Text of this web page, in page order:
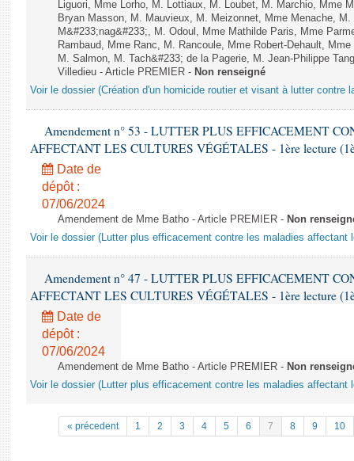
Liguori, Mme Lorho, M. Lottiaux, M. Loubet, M. Marchio, Mme
Bryan Masson, M. Mauvieux, M. Meizonnet, Mme Menache,
M&#233;nag&#233;, M. Odoul, Mme Mathilde Paris, Mme
Rambaud, Mme Ranc, M. Rancoule, Mme Robert-Dehault,
M. Salmon, M. Tach&#233; de la Pagerie, M. Jean-Philippe
Villedieu - Article PREMIER - Non renseigné
Voir le dossier (Création d'un homicide routier et visant à lutter contre
Amendement n° 53 - LUTTER PLUS EFFICACEMENT
AFFECTANT LES CULTURES VÉGÉTALES - 1ère lecture
Date de
dépôt :
07/06/2024
Amendement de Mme Batho - Article PREMIER - Non
Voir le dossier (Lutter plus efficacement contre les maladies affectant
Amendement n° 47 - LUTTER PLUS EFFICACEMENT
AFFECTANT LES CULTURES VÉGÉTALES - 1ère lecture
Date de
dépôt :
07/06/2024
Amendement de Mme Batho - Article PREMIER - Non
Voir le dossier (Lutter plus efficacement contre les maladies affectant
« précedent 1 2 3 4 5 6 7 8 9 10